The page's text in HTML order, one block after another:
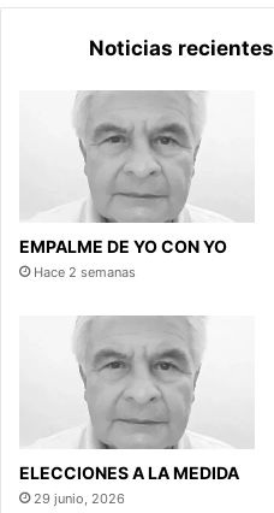
Noticias recientes
EMPALME DE YO CON YO
Hace 2 semanas
ELECCIONES A LA MEDIDA
29 junio, 2026